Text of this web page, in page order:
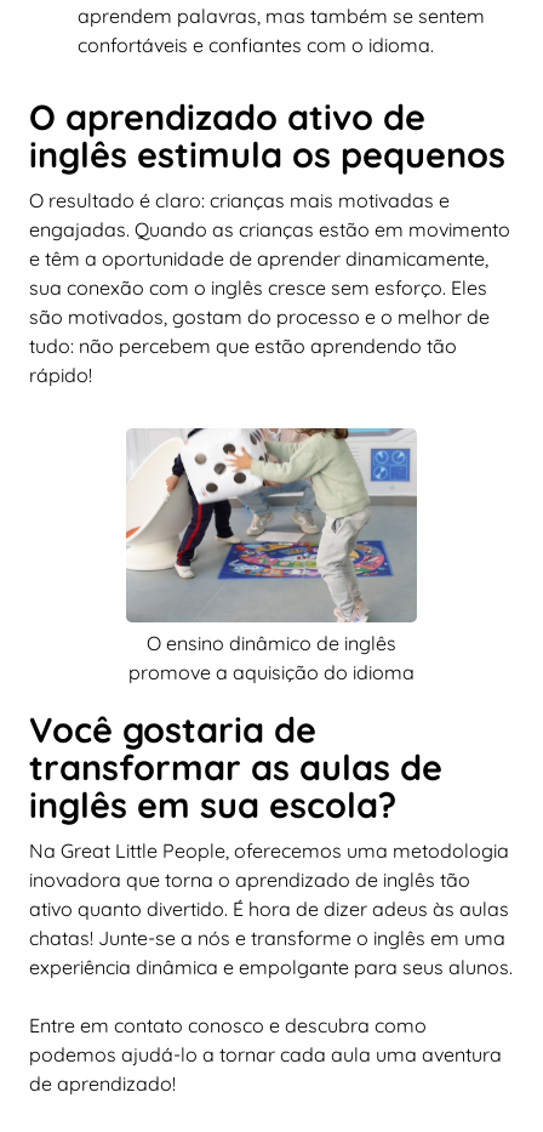
aprendem palavras, mas também se sentem
confortáveis e confiantes com o idioma.
O aprendizado ativo de
inglês estimula os pequenos
O resultado é claro: crianças mais motivadas e
engajadas. Quando as crianças estão em movimento
e têm a oportunidade de aprender dinamicamente,
sua conexão com o inglês cresce sem esforço. Eles
são motivados, gostam do processo e o melhor de
tudo: não percebem que estão aprendendo tão
rápido!
O ensino dinâmico de inglês
promove a aquisição do idioma
Você gostaria de
transformar as aulas de
inglês em sua escola?
Na Great Little People, oferecemos uma metodologia
inovadora que torna o aprendizado de inglês tão
ativo quanto divertido. É hora de dizer adeus às aulas
chatas! Junte-se a nós e transforme o inglês em uma
experiência dinâmica e empolgante para seus alunos.
Entre em contato conosco e descubra como
podemos ajudá-lo a tornar cada aula uma aventura
de aprendizado!